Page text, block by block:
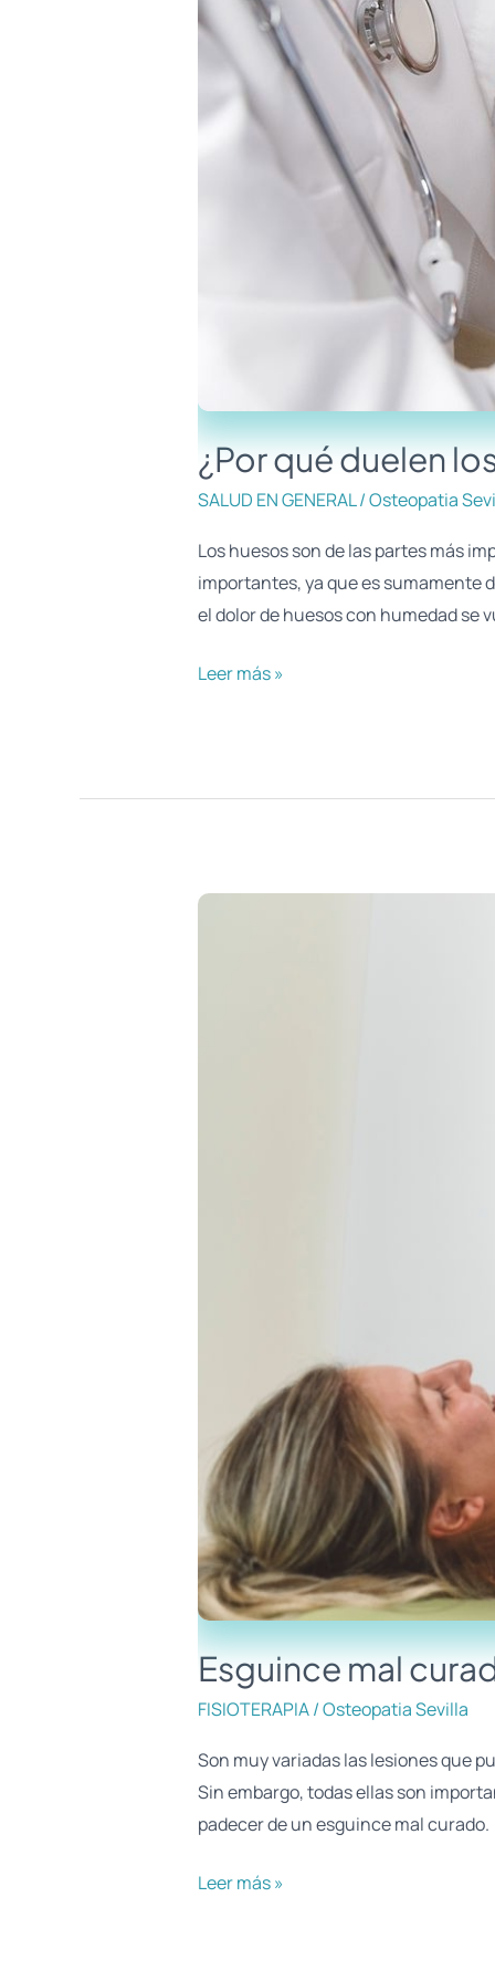
¿Por qué duelen
SALUD EN GENERAL/Osteopatia
Los huesos son de las partes más
importantes, ya que es sumamente
el dolor de huesos con humedad se
Leer más »
Esguince mal
FISIOTERAPIA/Osteopatia Sevilla
Son muy variadas las lesiones que
Sin embargo, todas ellas son
padecer de un esguince mal curado.
Esguince
Leer más »